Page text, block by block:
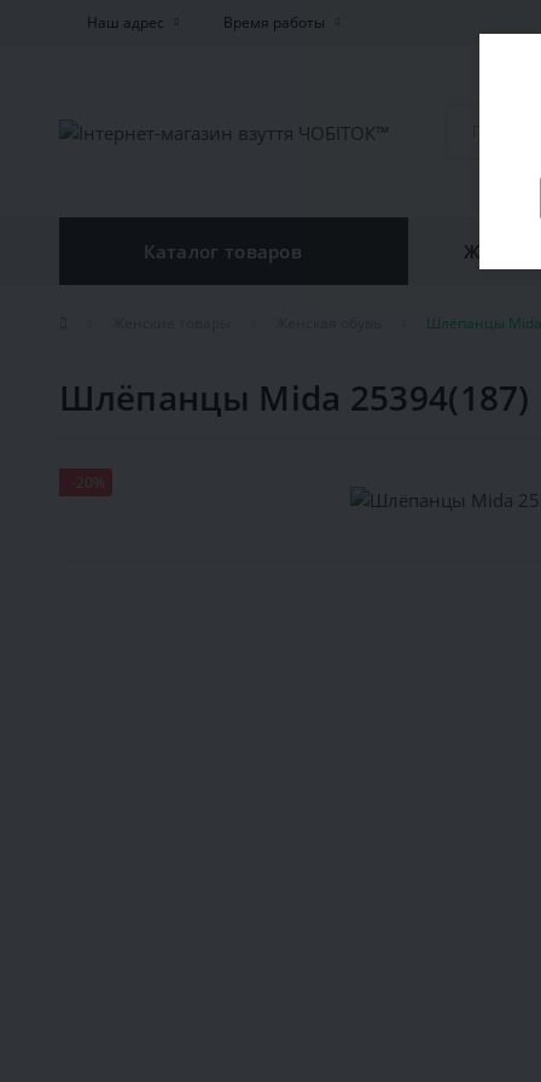
Наш адрес Время работы
Каталог товаров
Шлёпанцы
Шлёпанцы Mida 25394(187)
-20%